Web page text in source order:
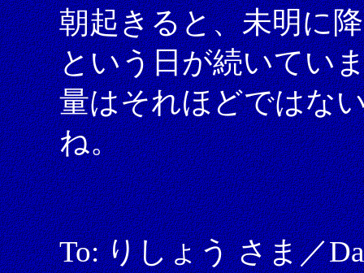
朝起きると、未明に
という日が続いてい
量はそれほどではな
ね。
To: りしょう さま／